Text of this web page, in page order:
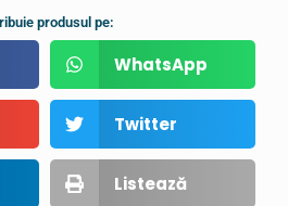
produsul pe:
WhatsApp
Twitter
Listează